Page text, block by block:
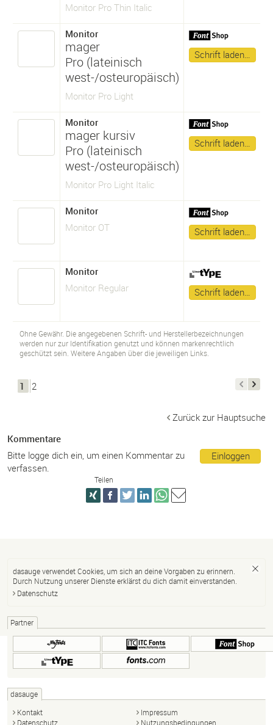
Monitor Pro Thin Italic
Monitor
mager
Pro (lateinisch
west-/osteuropäisch)
Monitor Pro Light
Schrift laden…
Monitor
mager kursiv
Pro (lateinisch
west-/osteuropäisch)
Monitor Pro Light Italic
Schrift laden…
Monitor
Monitor OT
Schrift laden…
Monitor
Monitor Regular
Schrift laden…
Ohne Gewähr. Die angegebenen Schrift- und Herstellerbezeichnungen
werden nur zur Identifikation genutzt und können markenrechtlich
geschützt sein. Weitere Angaben über die jeweiligen Links.
1 2
Zurück zur Hauptsuche
Kommentare
Einloggen
Bitte logge dich ein, um einen Kommentar zu
verfassen.
Teilen
dasauge verwendet Cookies, um sich an deine Vorgaben zu erinnern.
Durch Nutzung unserer Dienste erklärst du dich damit einverstanden.
Datenschutz
Partner
dasauge
Kontakt
Impressum
Datenschutz
Nutzungsbedingungen